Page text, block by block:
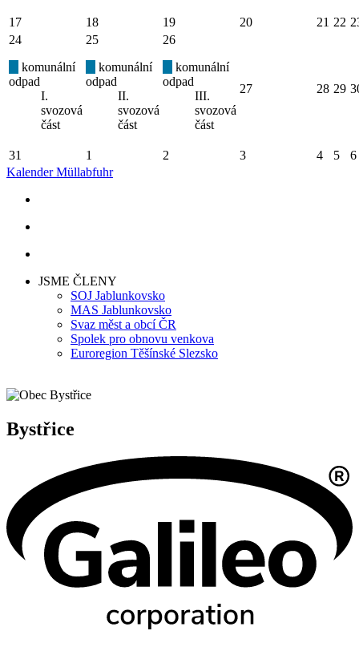
17 18 19 20 21 22
24
komunální
odpad
I.
svozová
část
25
komunální
odpad
II.
svozová
část
26
komunální
odpad
III.
svozová
část
27 28 29
31 1 2 3 4 5
6
Kalender Müllabfuhr
JSME ČLENY
SOJ Jablunkovsko
MAS Jablunkovsko
Svaz měst a obcí ČR
Spolek pro obnovu venkova
Euroregion Těšínské Slezsko
Bystřice